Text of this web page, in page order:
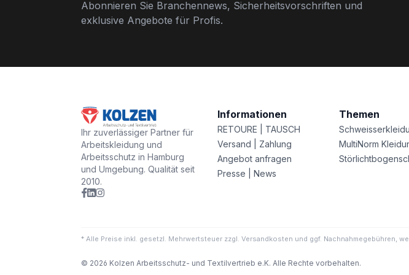
Abonnieren Sie Branchennews, Sicherheitsvorschriften und
exklusive Angebote für Profis.
Ihr zuverlässiger Partner für
Arbeitskleidung und
Arbeitsschutz in Hamburg
und Umgebung. Qualität seit
2010.
Informationen
RETOURE | TAUSCH
Versand | Zahlung
Angebot anfragen
Presse | News
Themen
MultiNorm
* Alle Preise inkl. gesetzl. Mehrwertsteuer zzgl. Versandkosten und ggf. Nachnahmegebühren,
© 2026 Kolzen Arbeitsschutz- und Textilvertrieb e.K. Alle Rechte vorbehalten.